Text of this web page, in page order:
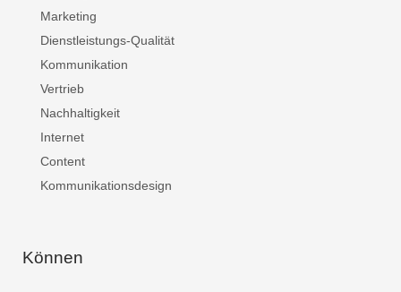
Marketing
Dienstleistungs-Qualität
Kommunikation
Vertrieb
Nachhaltigkeit
Internet
Content
Kommunikationsdesign
Können